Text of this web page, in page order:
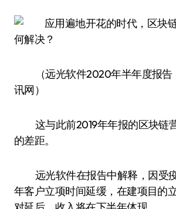
（远光软件2020年半年度报
讯网）
这与此前2019年年报的区块链
的差距。
远光软件在报告中解释，因受
年客户立项时间延缓，在建项目的